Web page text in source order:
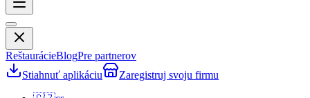
ReštaurácieBlogPre partnerov
Stiahnuť aplikáciu
Zaregistruj svoju firmu